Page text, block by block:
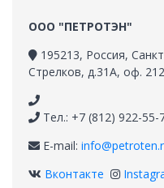
ООО "ПЕТРОТЭН"
195213, Россия,
Стрелков, д.31А, оф. 212
Тел.: +7 (812) 922-55-
E-mail:
Вконтакте